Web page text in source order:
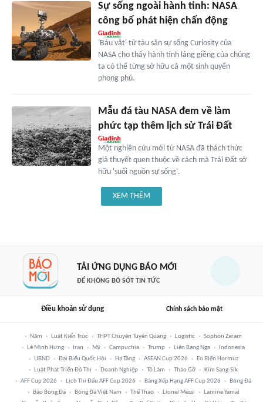
Sự sống ngoài hành tinh: NASA
công bố phát hiện chấn động
'Báu vật' từ tàu săn sự sống Curiosity của
NASA cho thấy hành tinh láng giềng của chúng
ta có thể từng sở hữu cả một sinh quyển
phong phú.
Mẫu đá tàu NASA đem về làm
phức tạp thêm lịch sử Trái Đất
Một nghiên cứu mới từ NASA đã thách thức
giả thuyết quen thuộc về cách mà Trái Đất sở
hữu 'suối nguồn sự sống'.
XEM THÊM
TẢI ỨNG DỤNG BÁO MỚI
ĐỂ KHÔNG BỎ SÓT TIN TỨC
Điều khoản sử dụng Chính sách bảo mật
Năm Luật Kiến Trúc THPT Chuyên Tuyên Quang Logistic
Sophon Zaram
Lê Minh Hưng
Iran Mỹ Campuchia Trump Liên Bang Nga
Indonesia
UBND
Đại Biểu Quốc Hội Hạ Tầng ASEAN Cup 2026
Eo Biển Hormuz
Luật Phát Triển Đô Thị
Doanh Nghiệp Tô Lâm Tháo Gỡ
Kim Sang-Sik
AFF Cup 2026
Lịch Thi Đấu AFF Cup 2026 Bảng Xếp Hạng AFF Cup 2026
Bóng Đá
Báo Bóng Đá
Bóng Đá Việt Nam Thể Thao Lionel Messi
Lamine Yamal